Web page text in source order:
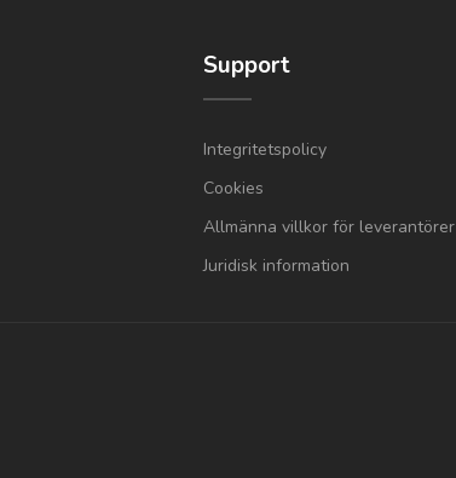
Support
Integritetspolicy
Cookies
Allmänna villkor för leverantörer
Juridisk information